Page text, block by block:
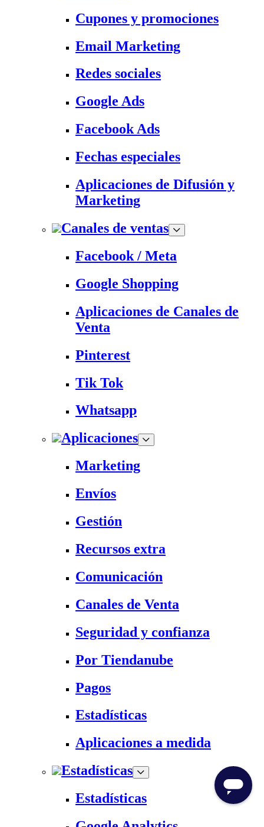
Cupones y promociones
Email Marketing
Redes sociales
Google Ads
Facebook Ads
Fechas especiales
Aplicaciones de Difusión y
Marketing
Canales de ventas
Facebook / Meta
Google Shopping
Aplicaciones de Canales de
Venta
Pinterest
Tik Tok
Whatsapp
Aplicaciones
Marketing
Envíos
Gestión
Recursos extra
Comunicación
Canales de Venta
Seguridad y confianza
Por Tiendanube
Pagos
Estadísticas
Aplicaciones a medida
Estadísticas
Estadísticas